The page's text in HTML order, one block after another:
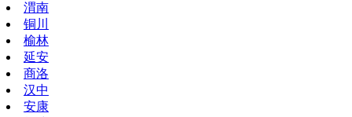
渭南
铜川
榆林
延安
商洛
汉中
安康